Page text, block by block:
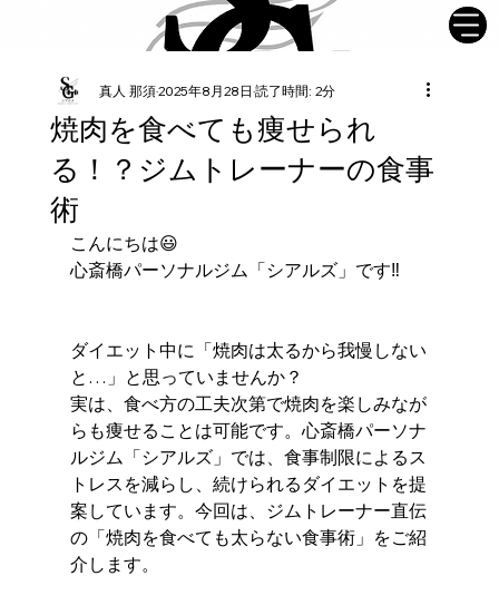
焼肉を食べても痩せられ
る！？ジムトレーナーの食事
術
真人 那須2025年8月28日 読了時間: 2分
こんにちは😃
心斎橋パーソナルジム「シアルズ」です‼️
ダイエット中に「焼肉は太るから我慢しない
と…」と思っていませんか？
実は、食べ方の工夫次第で焼肉を楽しみなが
らも痩せることは可能です。心斎橋パーソナ
ルジム「シアルズ」では、食事制限によるス
トレスを減らし、続けられるダイエットを提
案しています。今回は、ジムトレーナー直伝
の「焼肉を食べても太らない食事術」をご紹
介します。